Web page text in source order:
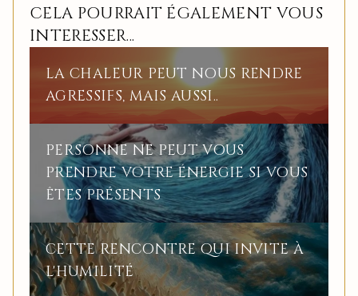
CELA POURRAIT ÉGALEMENT VOUS
INTERESSER...
LA CHALEUR PEUT NOUS RENDRE
AGRESSIFS, MAIS AUSSI..
PERSONNE NE PEUT VOUS
PRENDRE VOTRE ÉNERGIE SI VOUS
ÊTES PRÉSENTS
CETTE RENCONTRE QUI INVITE À
L'HUMILITÉ